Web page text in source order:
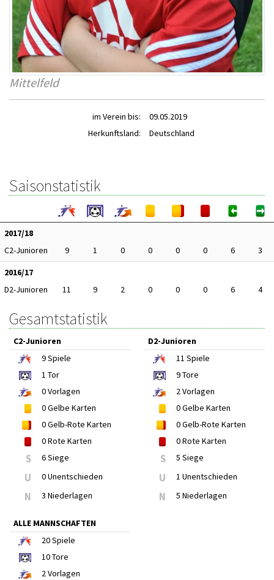
Mittelfeld
im Verein bis:
09.05.2019
Herkunftsland:
Deutschland
Saisonstatistik
2017/18
C2-Junioren
9 1 0 0 0 0 6
3
2016/17
D2-Junioren
11 9 2 0 0 0 6 4
Gesamtstatistik
C2-Junioren
9Spiele
1 Tor
0Vorlagen
0Gelbe Karten
0Gelb-Rote Karten
0Rote Karten
S 6 Siege
U 0 Unentschieden
N 3 Niederlagen
D2-Junioren
11 Spiele
9Tore
2Vorlagen
0Gelbe Karten
0Gelb-Rote Karten
0Rote Karten
S 5 Siege
U 1 Unentschieden
N 5 Niederlagen
ALLE MANNSCHAFTEN
20Spiele
10Tore
2Vorlagen